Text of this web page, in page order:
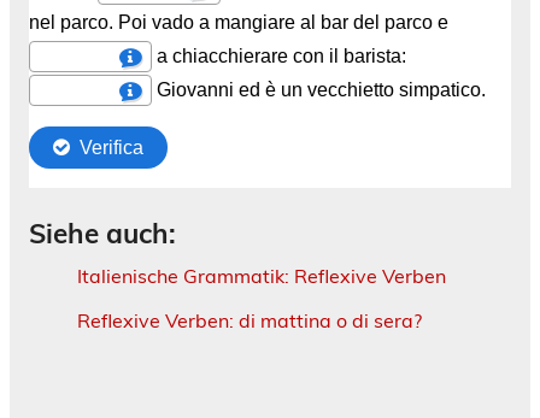
Siehe auch:
Italienische Grammatik: Reflexive Verben
Reflexive Verben: di mattina o di sera?